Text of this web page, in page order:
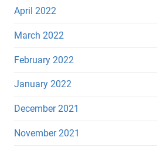
April 2022
March 2022
February 2022
January 2022
December 2021
November 2021